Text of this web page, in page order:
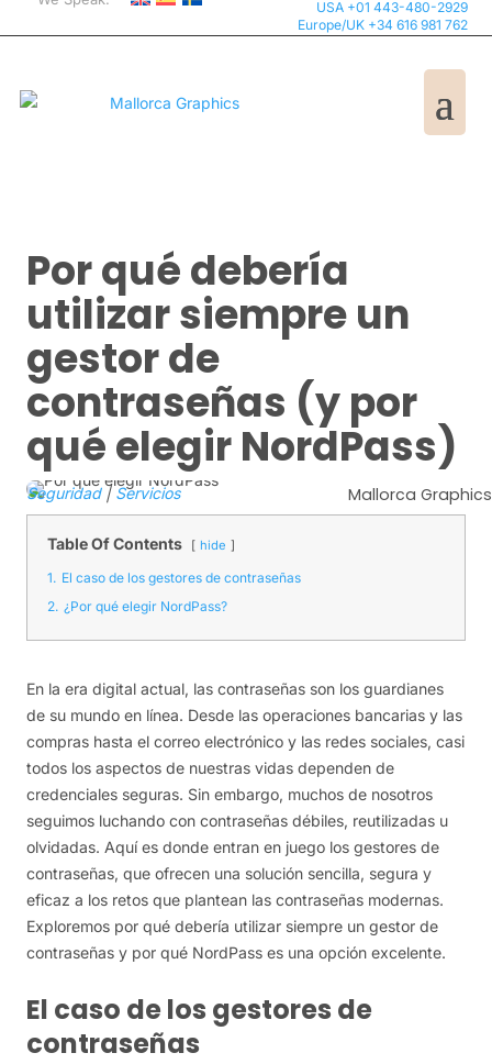
USA +01 443-480-2929
Europe/UK +34 616 981 762
Por qué debería
utilizar siempre un
gestor de
contraseñas (y por
qué elegir NordPass)
Seguridad| Servicios Mallorca Graphics
Table Of Contents hide
1. El caso de los gestores de contraseñas
2. ¿Por qué elegir NordPass?
En la era digital actual, las contraseñas son los guardianes
de su mundo en línea. Desde las operaciones bancarias y las
compras hasta el correo electrónico y las redes sociales, casi
todos los aspectos de nuestras vidas dependen de
credenciales seguras. Sin embargo, muchos de nosotros
seguimos luchando con contraseñas débiles, reutilizadas u
olvidadas. Aquí es donde entran en juego los gestores de
contraseñas, que ofrecen una solución sencilla, segura y
eficaz a los retos que plantean las contraseñas modernas.
Exploremos por qué debería utilizar siempre un gestor de
contraseñas y por qué NordPass es una opción excelente.
El caso de los gestores de
contraseñas